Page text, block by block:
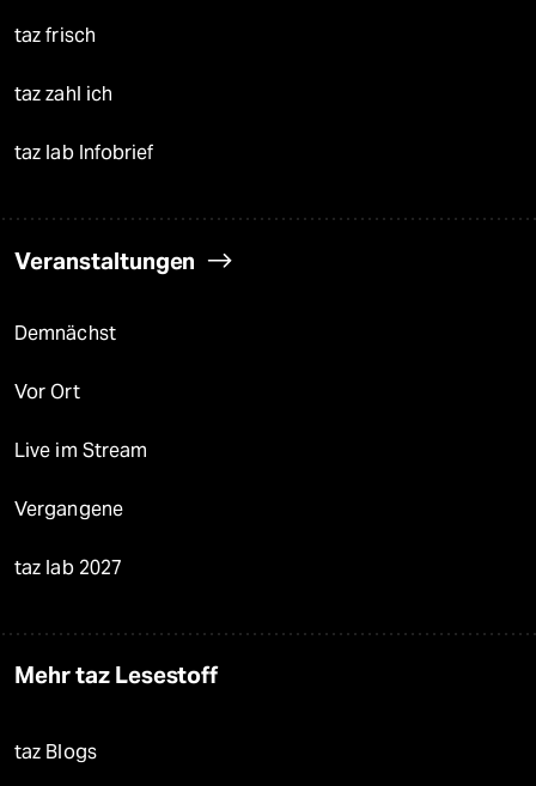
taz frisch
taz zahl ich
taz lab Infobrief
Veranstaltungen
Demnächst
Vor Ort
Live im Stream
Vergangene
taz lab 2027
Mehr taz Lesestoff
taz Blogs